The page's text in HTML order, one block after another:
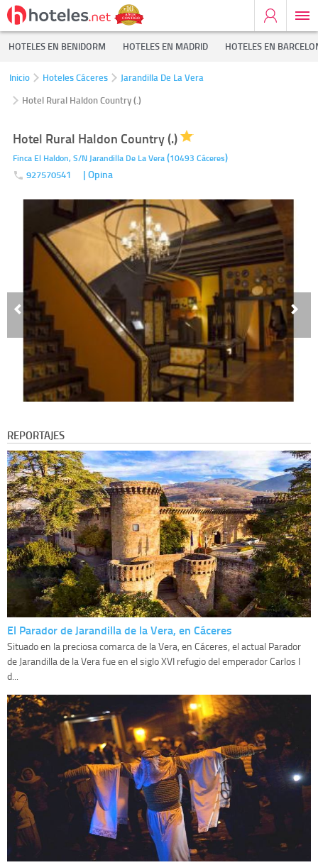
HOTELES EN BENIDORM HOTELES EN MADRID HOTELES EN
Inicio Hoteles Cáceres
Jarandilla De La Vera
Hotel Rural Haldon Country (.)
Hotel Rural Haldon Country (.)
Finca El Haldon, S/N Jarandilla De La Vera(10493 Cáceres)
927570541 | Opina
REPORTAJES
El Parador de Jarandilla de la Vera, en Cáceres
Situado en la preciosa comarca de la Vera, en Cáceres, el actual Parador
de Jarandilla de la Vera fue en el siglo XVI refugio del emperador Carlos I
d...